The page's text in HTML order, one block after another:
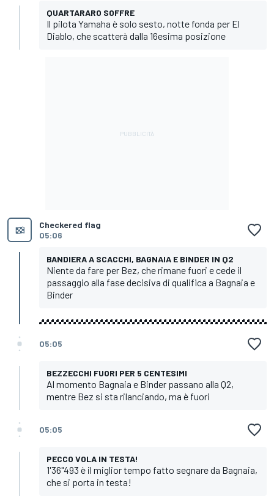
QUARTARARO SOFFRE
Il pilota Yamaha è solo sesto, notte fonda per El
Diablo, che scatterà dalla 16esima posizione
Checkered flag
05:06
BANDIERA A SCACCHI, BAGNAIA E BINDER IN Q2
Niente da fare per Bez, che rimane fuori e cede il
passaggio alla fase decisiva di qualifica a Bagnaia e
Binder
05:05
BEZZECCHI FUORI PER 5 CENTESIMI
Al momento Bagnaia e Binder passano alla Q2,
mentre Bez si sta rilanciando, ma è fuori
05:05
PECCO VOLA IN TESTA!
1'36"493 è il miglior tempo fatto segnare da Bagnaia,
che si porta in testa!